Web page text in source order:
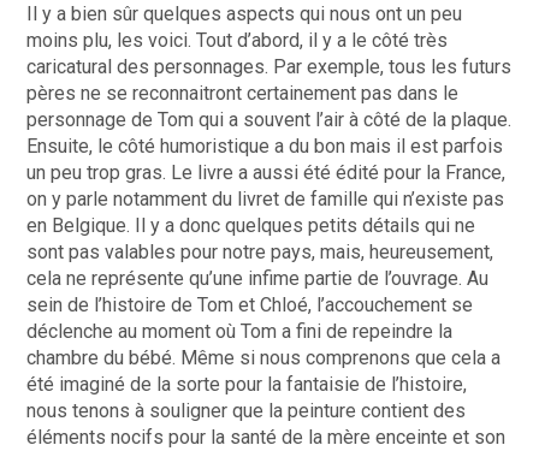
Il y a bien sûr quelques aspects qui nous ont un peu
moins plu, les voici. Tout d’abord, il y a le côté très
caricatural des personnages. Par exemple, tous les futurs
pères ne se reconnaitront certainement pas dans le
personnage de Tom qui a souvent l’air à côté de la plaque.
Ensuite, le côté humoristique a du bon mais il est parfois
un peu trop gras. Le livre a aussi été édité pour la France,
on y parle notamment du livret de famille qui n’existe pas
en Belgique. Il y a donc quelques petits détails qui ne
sont pas valables pour notre pays, mais, heureusement,
cela ne représente qu’une infime partie de l’ouvrage. Au
sein de l’histoire de Tom et Chloé, l’accouchement se
déclenche au moment où Tom a fini de repeindre la
chambre du bébé. Même si nous comprenons que cela a
été imaginé de la sorte pour la fantaisie de l’histoire,
nous tenons à souligner que la peinture contient des
éléments nocifs pour la santé de la mère enceinte et son